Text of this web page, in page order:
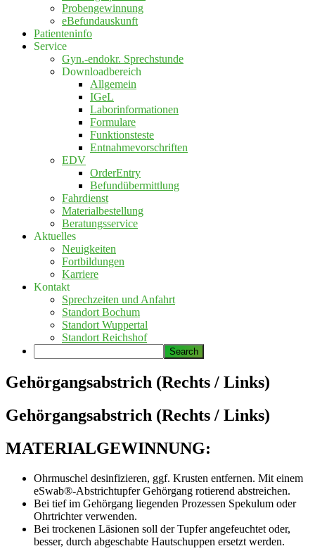
Probengewinnung
eBefundauskunft
Patienteninfo
Service
Gyn.-endokr. Sprechstunde
Downloadbereich
Allgemein
IGeL
Laborinformationen
Formulare
Funktionsteste
Entnahmevorschriften
EDV
OrderEntry
Befundübermittlung
Fahrdienst
Materialbestellung
Beratungsservice
Aktuelles
Neuigkeiten
Fortbildungen
Karriere
Kontakt
Sprechzeiten und Anfahrt
Standort Bochum
Standort Wuppertal
Standort Reichshof
Gehörgangsabstrich (Rechts / Links)
Gehörgangsabstrich (Rechts / Links)
MATERIALGEWINNUNG:
Ohrmuschel desinfizieren, ggf. Krusten entfernen. Mit einem
eSwab®-Abstrichtupfer Gehörgang rotierend abstreichen.
Bei tief im Gehörgang liegenden Prozessen Spekulum oder
Ohrtrichter verwenden.
Bei trockenen Läsionen soll der Tupfer angefeuchtet oder,
besser, durch abgeschabte Hautschuppen ersetzt werden.